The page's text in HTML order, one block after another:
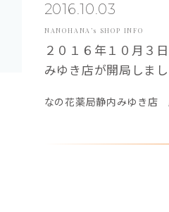
2016.10.03
NANOHANA’s SHOP INFO
２０１６年１０月３
みゆき店が開局しまし
なの花薬局静内みゆき店